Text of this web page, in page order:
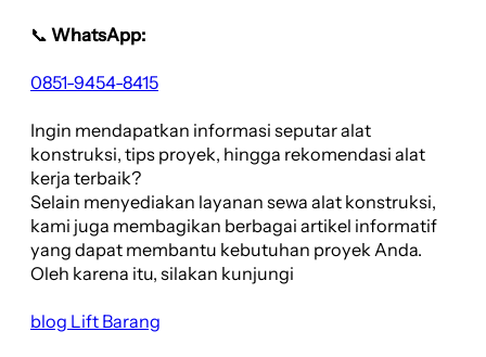
📞 WhatsApp:
0851-9454-8415
Ingin mendapatkan informasi seputar alat
konstruksi, tips proyek, hingga rekomendasi alat
kerja terbaik?
Selain menyediakan layanan sewa alat konstruksi,
kami juga membagikan berbagai artikel informatif
yang dapat membantu kebutuhan proyek Anda.
Oleh karena itu, silakan kunjungi
blog Lift Barang